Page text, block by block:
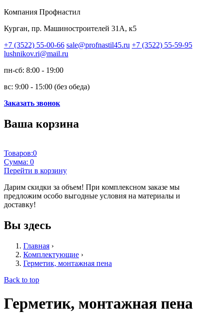
Компания Профнастил
Курган, пр. Машиностроителей 31А, к5
+7 (3522) 55-00-66 sale@profnastil45.ru +7 (3522) 55-59-95
lushnikov.ri@mail.ru
пн-сб: 8:00 - 19:00
вс: 9:00 - 15:00 (без обеда)
Заказать звонок
Ваша корзина
Товаров:0
Сумма: 0
Перейти в корзину
Дарим скидки за объем! При комплексном заказе мы
предложим особо выгодные условия на материалы и
доставку!
Вы здесь
Главная ›
Комплектующие ›
Герметик, монтажная пена
Back to top
Герметик, монтажная пена